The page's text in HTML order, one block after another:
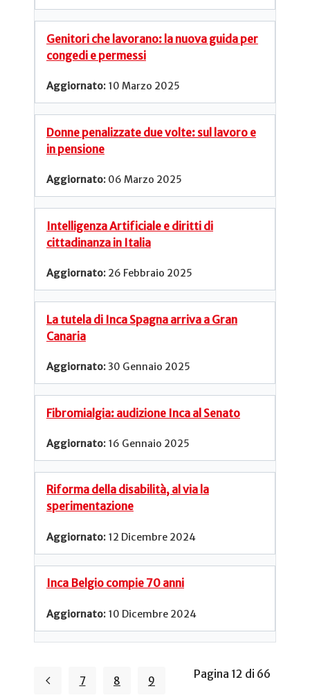
Genitori che lavorano: la nuova guida per
congedi e permessi
10 Marzo 2025
Donne penalizzate due volte: sul lavoro e
in pensione
06 Marzo 2025
Intelligenza Artificiale e diritti di
cittadinanza in Italia
26 Febbraio 2025
La tutela di Inca Spagna arriva a Gran
Canaria
30 Gennaio 2025
Fibromialgia: audizione Inca al Senato
16 Gennaio 2025
Riforma della disabilità, al via la
sperimentazione
12 Dicembre 2024
Inca Belgio compie 70 anni
10 Dicembre 2024
Pagina 12 di 66
7 8 9